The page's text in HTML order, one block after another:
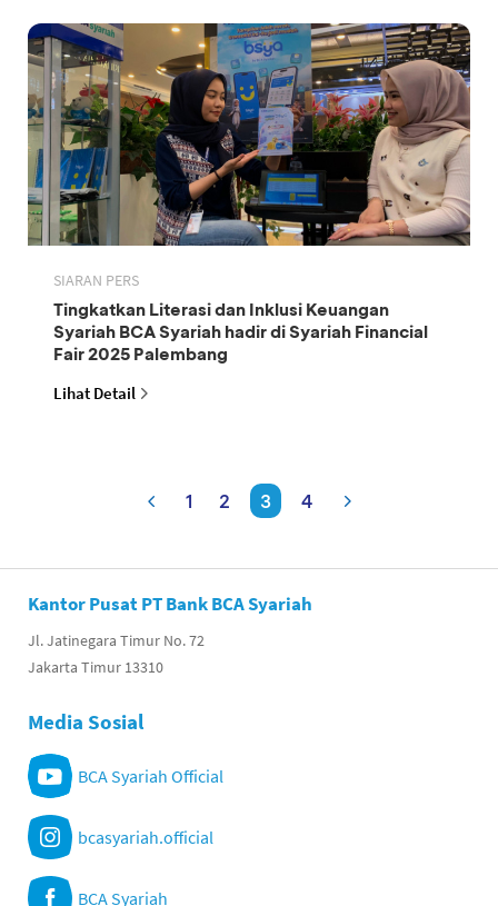
SIARAN PERS
Tingkatkan Literasi dan Inklusi Keuangan
Syariah BCA Syariah hadir di Syariah Financial
Fair 2025 Palembang
Lihat Detail
1 2 3 4
Kantor Pusat PT Bank BCA Syariah
Jl. Jatinegara Timur No. 72
Jakarta Timur 13310
Media Sosial
BCA Syariah Official
bcasyariah.official
BCA Syariah